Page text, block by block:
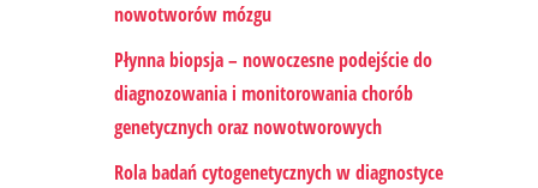
nowotworów mózgu
Płynna biopsja – nowoczesne podejście do
diagnozowania i monitorowania chorób
genetycznych oraz nowotworowych
Rola badań cytogenetycznych w diagnostyce